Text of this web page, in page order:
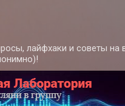
лайфхаки и советы на